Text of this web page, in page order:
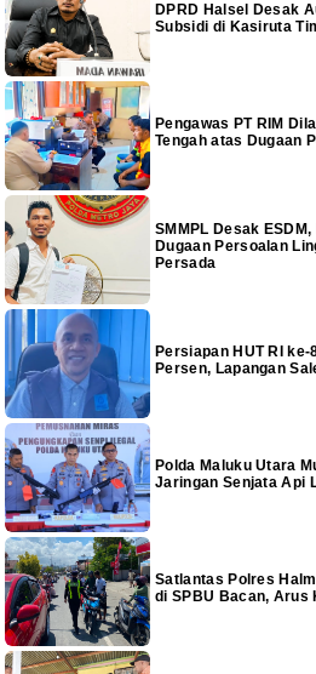
DPRD Halsel Desak
Subsidi di Kasiruta
Pengawas PT RIM
Tengah atas Dugaan
SMMPL Desak
Dugaan Persoalan
Persada
Persiapan HUT RI
Persen, Lapangan
Polda Maluku Utara
Jaringan Senjata Api
Satlantas Polres
di SPBU Bacan, Arus